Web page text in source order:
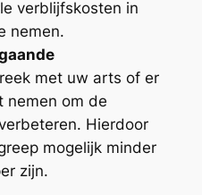
verblijfskosten in
nemen.
met uw arts of er
nemen om de
Hierdoor
mogelijk minder
zijn.